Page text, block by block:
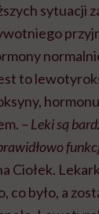
sytuacji
to
– Leki są
Ciołek.
co było, a